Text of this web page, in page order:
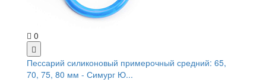
0
Пессарий силиконовый примерочный средний: 65,
70, 75, 80 мм - Симург Ю...